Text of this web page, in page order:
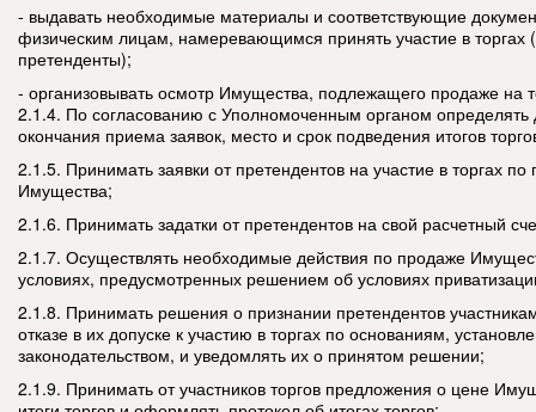
- выдавать необходимые материалы и соответствующие
физическим лицам, намеревающимся принять участие в торгах
претенденты);
- организовывать осмотр Имущества, подлежащего продаже на
2.1.4. По согласованию с Уполномоченным органом определять
окончания приема заявок, место и срок подведения итогов
2.1.5. Принимать заявки от претендентов на участие в торгах
Имущества;
2.1.6. Принимать задатки от претендентов на свой расчетный
2.1.7. Осуществлять необходимые действия по продаже
условиях, предусмотренных решением об условиях
2.1.8. Принимать решения о признании претендентов
отказе в их допуске к участию в торгах по основаниям,
законодательством, и уведомлять их о принятом решении;
2.1.9. Принимать от участников торгов предложения о цене